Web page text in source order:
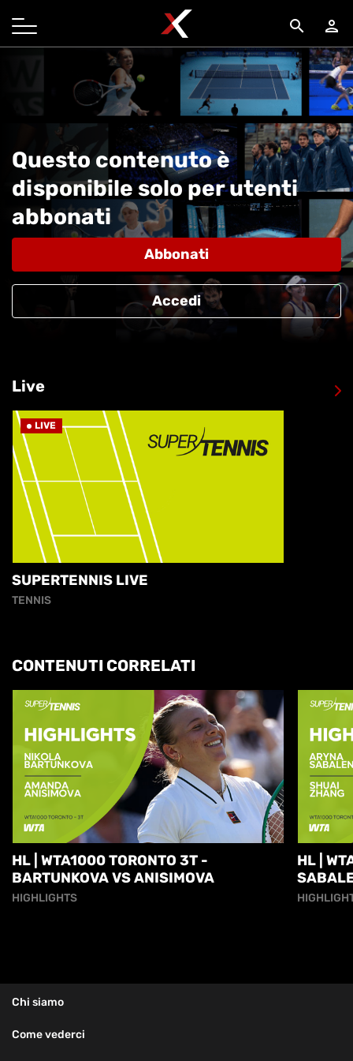
search person
Questo contenuto è
disponibile solo per utenti
abbonati
Abbonati
Accedi
Live
LIVE
SUPERTENNIS LIVE
TENNIS
CONTENUTI CORRELATI
HL | WTA1000 TORONTO 3T -
BARTUNKOVA VS ANISIMOVA
HIGHLIGHTS
HL |
Chi siamo
Come vederci